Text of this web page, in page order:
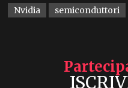
Nvidia semiconduttori